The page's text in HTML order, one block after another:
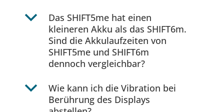
b
Das SHIFT5me hat einen
kleineren Akku als das SHIFT6m.
Sind die Akkulaufzeiten von
SHIFT5me und SHIFT6m
dennoch vergleichbar?
b
Wie kann ich die Vibration bei
Berührung des Displays